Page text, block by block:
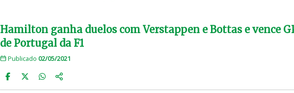
Hamilton ganha duelos com Verstappen e Bottas e vence
de Portugal da F1
Publicado 02/05/2021